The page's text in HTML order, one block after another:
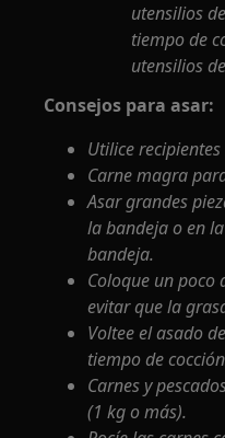
utensilios
tiempo de
utensilios
Consejos para asar:
Utilice
Carne magra
Asar grandes
la bandeja o en
bandeja.
Coloque un poco
evitar que la
Voltee el asado
tiempo de
Carnes y
(1 kg o más).